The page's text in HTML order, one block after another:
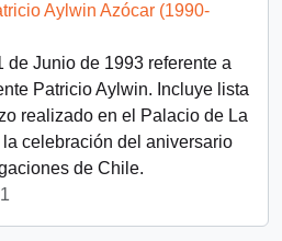
Aylwin Azócar (1990-
de Junio de 1993 referente a
Patricio Aylwin. Incluye lista
realizado en el Palacio de La
celebración del aniversario
de Chile.